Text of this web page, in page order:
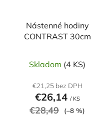
Nástenné hodiny
CONTRAST 30cm
Skladom (4 KS)
€21,25 bez DPH
€26,14 / KS
€28,49 (–8 %)